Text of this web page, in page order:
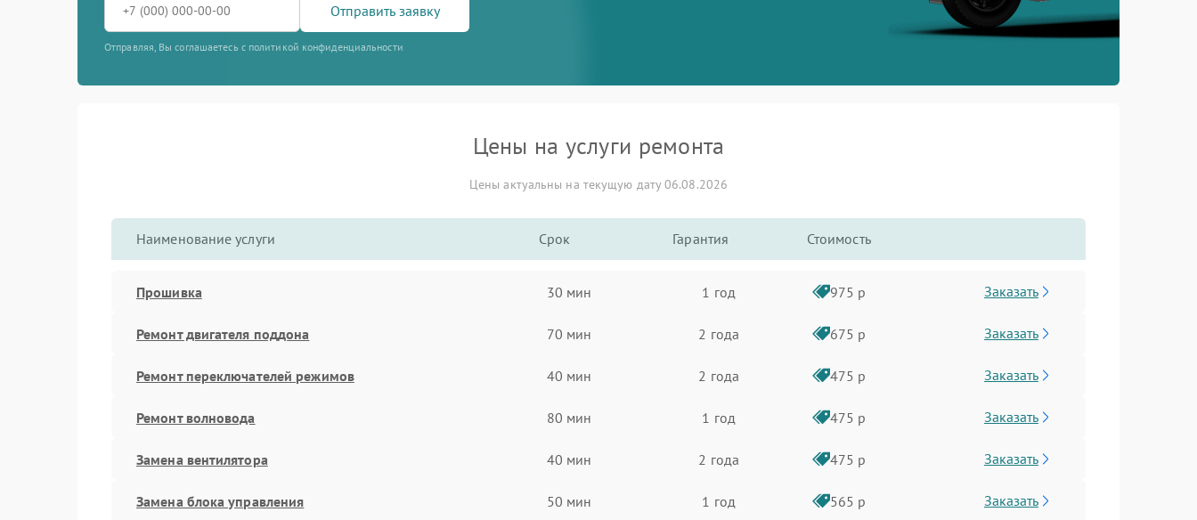
Отправить заявку
Отправляя, Вы соглашаетесь с политикой конфиденциальности
Цены на услуги ремонта
Цены актуальны на текущую дату 06.08.2026
Наименование услуги Срок Гарантия Стоимость
Прошивка 30 мин 1 год 975 р Заказать
Ремонт двигателя поддона 70 мин 2 года 675 р Заказать
Ремонт переключателей режимов 40 мин 2 года 475 р Заказать
Ремонт волновода 80 мин 1 год 475 р Заказать
Замена вентилятора 40 мин 2 года 475 р Заказать
Замена блока управления 50 мин 1 год 565 р Заказать